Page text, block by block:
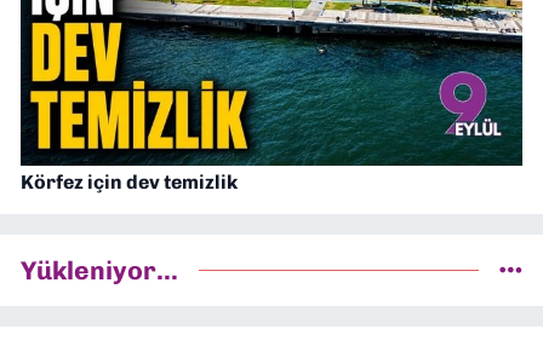
Körfez için dev temizlik
Yükleniyor...